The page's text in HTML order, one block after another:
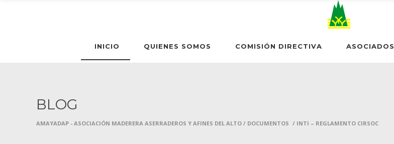
INICIO QUIENES SOMOS COMISIÓN DIRECTIVA ASOCIADOS
BLOG
AMAYADAP - ASOCIACIÓN MADERERA ASERRADEROS Y AFINES DEL ALTO / DOCUMENTOS / INTI – REGLAMENTO CIRSOC